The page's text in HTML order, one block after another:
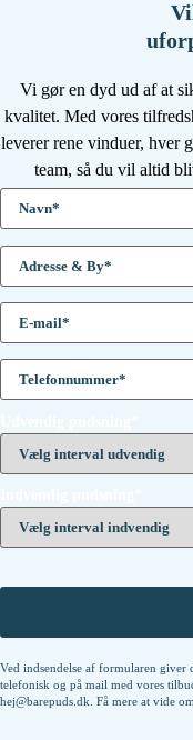
Vi gør en dyd ud af at
kvalitet. Med vores
leverer rene vinduer, hver
team, så du vil altid
Ved indsendelse af formularen giver
telefonisk og på mail med vores
hej@barepuds.dk. Få mere at vide